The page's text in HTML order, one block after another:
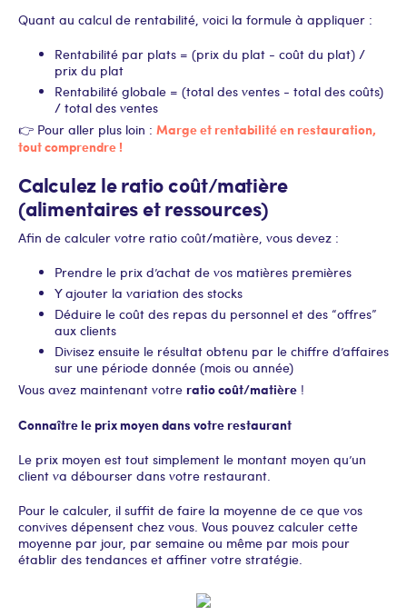
Quant au calcul de rentabilité, voici la formule à appliquer :
Rentabilité par plats = (prix du plat - coût du plat) /
prix du plat
Rentabilité globale = (total des ventes - total des coûts)
/ total des ventes
👉 Pour aller plus loin : Marge et rentabilité en restauration,
tout comprendre !
Calculez le ratio coût/matière
(alimentaires et ressources)
Afin de calculer votre ratio coût/matière, vous devez :
Prendre le prix d’achat de vos matières premières
Y ajouter la variation des stocks
Déduire le coût des repas du personnel et des “offres”
aux clients
Divisez ensuite le résultat obtenu par le chiffre d’affaires
sur une période donnée (mois ou année)
Vous avez maintenant votre ratio coût/matière !
Connaître le prix moyen dans votre restaurant
Le prix moyen est tout simplement le montant moyen qu’un
client va débourser dans votre restaurant.
Pour le calculer, il suffit de faire la moyenne de ce que vos
convives dépensent chez vous. Vous pouvez calculer cette
moyenne par jour, par semaine ou même par mois pour
établir des tendances et affiner votre stratégie.